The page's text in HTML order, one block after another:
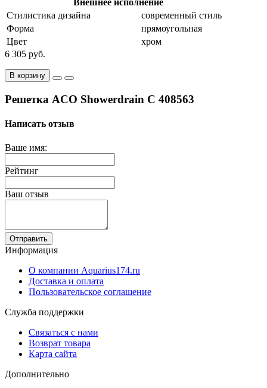
Внешнее исполнение
Стилистика дизайна
современный стиль
Форма
прямоугольная
Цвет
хром
6 305 руб.
В корзину
Решетка ACO Showerdrain C 408563
Написать отзыв
Ваше имя:
Рейтинг
Ваш отзыв
Отправить
Информация
О компании Aquarius174.ru
Доставка и оплата
Пользовательское соглашение
Служба поддержки
Связаться с нами
Возврат товара
Карта сайта
Дополнительно